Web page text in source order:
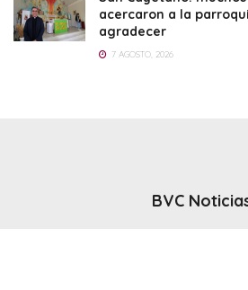
acercaron a la
agradecer
7 AGOSTO, 2026
BVC